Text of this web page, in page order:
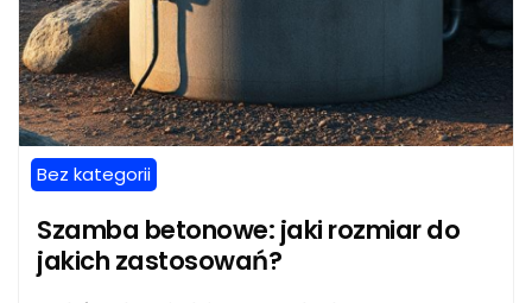
Bez kategorii
Szamba betonowe: jaki rozmiar do
jakich zastosowań?